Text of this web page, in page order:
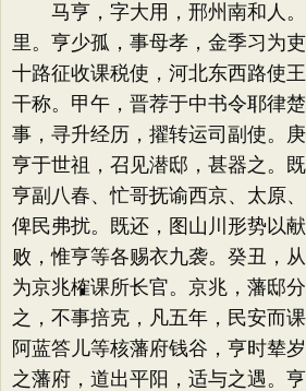
马亨，字大用，邢州南和人。
里。亨少孤，事母孝，金季习为
十路征收课税使，河北东西路使
干称。甲午，晋荐于中书令耶律
事，寻升经历，擢转运司副使。
亨于世祖，召见潜邸，甚器之。
亨副八春、忙哥抚谕西京、太原
俾民弗扰。既还，图山川形势以
败，惟亨等各赐衣九袭。癸丑，
为京兆榷课所长官。京兆，藩邸
之，不事掊克，凡五年，民安而
阿蓝答儿等核藩府钱谷，亨时辇
之藩府，道出平阳，适与之遇。